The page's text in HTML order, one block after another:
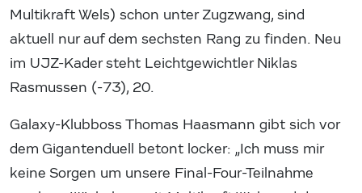
Multikraft Wels) schon unter Zugzwang, sind
aktuell nur auf dem sechsten Rang zu finden. Neu
im UJZ-Kader steht Leichtgewichtler Niklas
Rasmussen (-73), 20.
Galaxy-Klubboss Thomas Haasmann gibt sich vor
dem Gigantenduell betont locker: „Ich muss mir
keine Sorgen um unsere Final-Four-Teilnahme